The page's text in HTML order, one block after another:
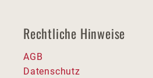
Rechtliche Hinweise
AGB
Datenschutz